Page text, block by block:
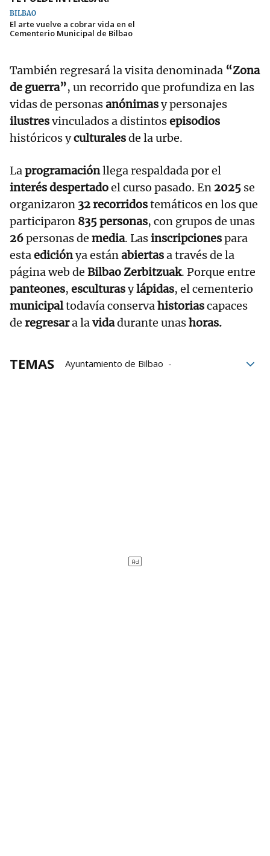
BILBAO
El arte vuelve a cobrar vida en el
Cementerio Municipal de Bilbao
También regresará la visita denominada “Zona
de guerra”, un recorrido que profundiza en las
vidas de personasanónimasy personajes
ilustresvinculados a distintosepisodios
históricos yculturalesde la urbe.
Laprogramaciónllega respaldada por el
interés despertadoel curso pasado. En 2025 se
organizaron 32 recorridostemáticos en los que
participaron 835 personas, con grupos de unas
26personas de media. Lasinscripcionespara
estaediciónya estánabiertasa través de la
página web de Bilbao Zerbitzuak. Porque entre
panteones, esculturasylápidas, el cementerio
municipaltodavía conservahistoriascapaces
de regresara lavidadurante unashoras.
TEMAS
Ayuntamiento de Bilbao